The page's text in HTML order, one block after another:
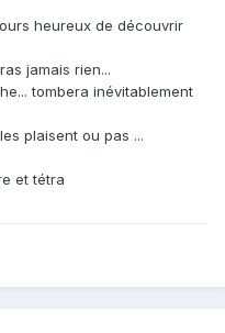
heureux de découvrir
jamais rien...
tombera inévitablement
plaisent ou pas ...
et tétra